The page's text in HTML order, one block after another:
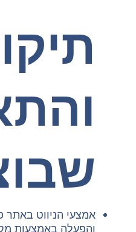
אמצעי הניווט באתר
והפעלה באמצעות